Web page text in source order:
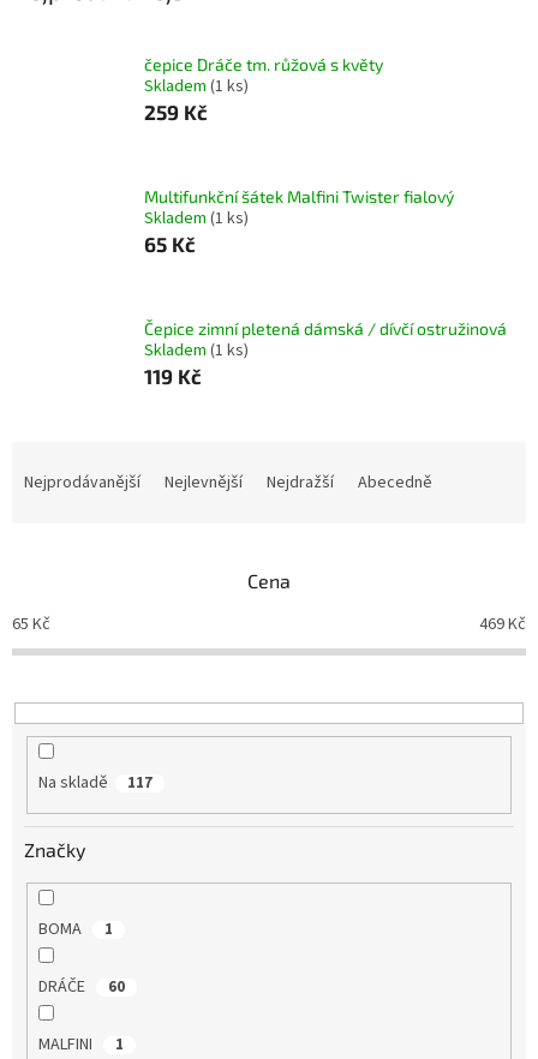
čepice Dráče tm. růžová s květy
Skladem (1 ks)
259 Kč
Multifunkční šátek Malfini Twister fialový
Skladem (1 ks)
65 Kč
Čepice zimní pletená dámská / dívčí ostružinová
Skladem (1 ks)
119 Kč
p
r
o
u
Nejprodávanější Nejlevnější Nejdražší Abecedně
Cena
65 Kč 469Kč
Na skladě 117
Značky
BOMA 1
DRÁČE 60
MALFINI 1